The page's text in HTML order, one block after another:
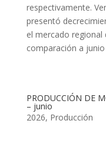
respectivamente.
presentó
el mercado
comparación a junio
PRODUCCIÓN DE
– junio
2026, Producción